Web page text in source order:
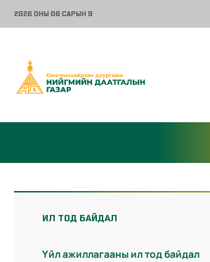
2026 ОНЫ 08 САРЫН 9
ИЛ ТОД БАЙДАЛ
Үйл ажиллагааны ил тод байдал